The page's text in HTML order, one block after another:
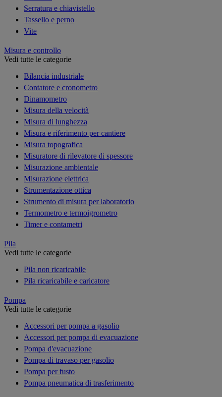
Serratura e chiavistello
Tassello e perno
Vite
Misura e controllo
Vedi tutte le categorie
Bilancia industriale
Contatore e cronometro
Dinamometro
Misura della velocità
Misura di lunghezza
Misura e riferimento per cantiere
Misura topografica
Misuratore di rilevatore di spessore
Misurazione ambientale
Misurazione elettrica
Strumentazione ottica
Strumento di misura per laboratorio
Termometro e termoigrometro
Timer e contametri
Pila
Vedi tutte le categorie
Pila non ricaricabile
Pila ricaricabile e caricatore
Pompa
Vedi tutte le categorie
Accessori per pompa a gasolio
Accessori per pompa di evacuazione
Pompa d'evacuazione
Pompa di travaso per gasolio
Pompa per fusto
Pompa pneumatica di trasferimento